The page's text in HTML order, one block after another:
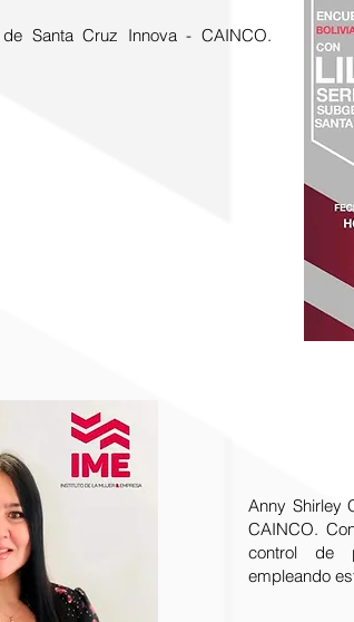
de Santa Cruz Innova - CAINCO.
Anny Shirley
CAINCO.
control de
empleando